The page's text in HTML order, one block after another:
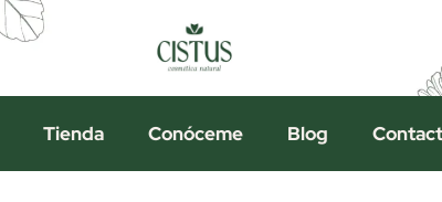
Tienda Conóceme Blog